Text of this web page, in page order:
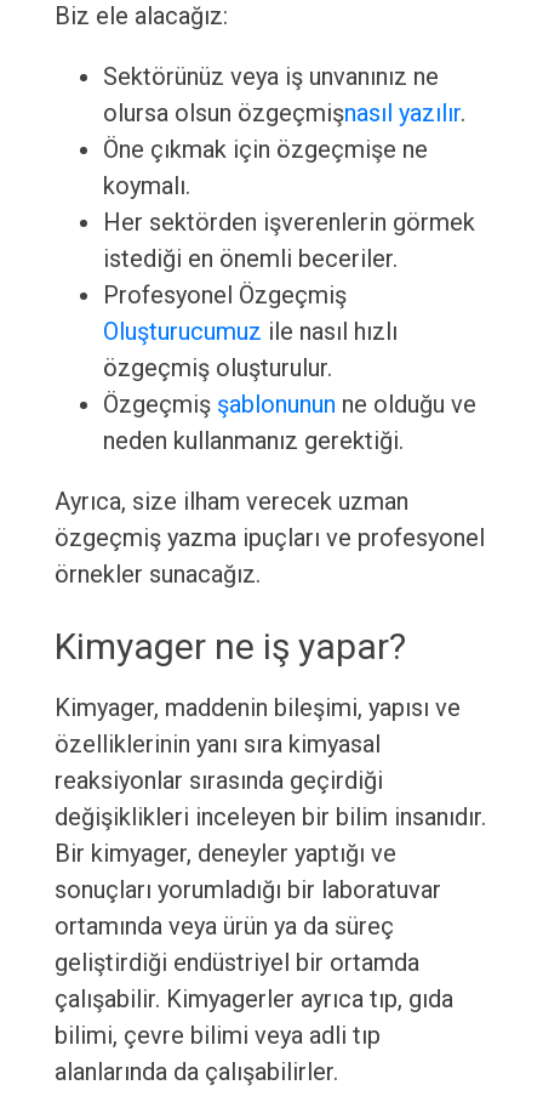
Biz ele alacağız:
Sektörünüz veya iş unvanınız ne
olursa olsun özgeçmişnasıl yazılır.
Öne çıkmak için özgeçmişe ne
koymalı.
Her sektörden işverenlerin görmek
istediği en önemli beceriler.
Profesyonel Özgeçmiş
Oluşturucumuz ile nasıl hızlı
özgeçmiş oluşturulur.
Özgeçmiş şablonunun ne olduğu ve
neden kullanmanız gerektiği.
Ayrıca, size ilham verecek uzman
özgeçmiş yazma ipuçları ve profesyonel
örnekler sunacağız.
Kimyager ne iş yapar?
Kimyager, maddenin bileşimi, yapısı ve
özelliklerinin yanı sıra kimyasal
reaksiyonlar sırasında geçirdiği
değişiklikleri inceleyen bir bilim insanıdır.
Bir kimyager, deneyler yaptığı ve
sonuçları yorumladığı bir laboratuvar
ortamında veya ürün ya da süreç
geliştirdiği endüstriyel bir ortamda
çalışabilir. Kimyagerler ayrıca tıp, gıda
bilimi, çevre bilimi veya adli tıp
alanlarında da çalışabilirler.